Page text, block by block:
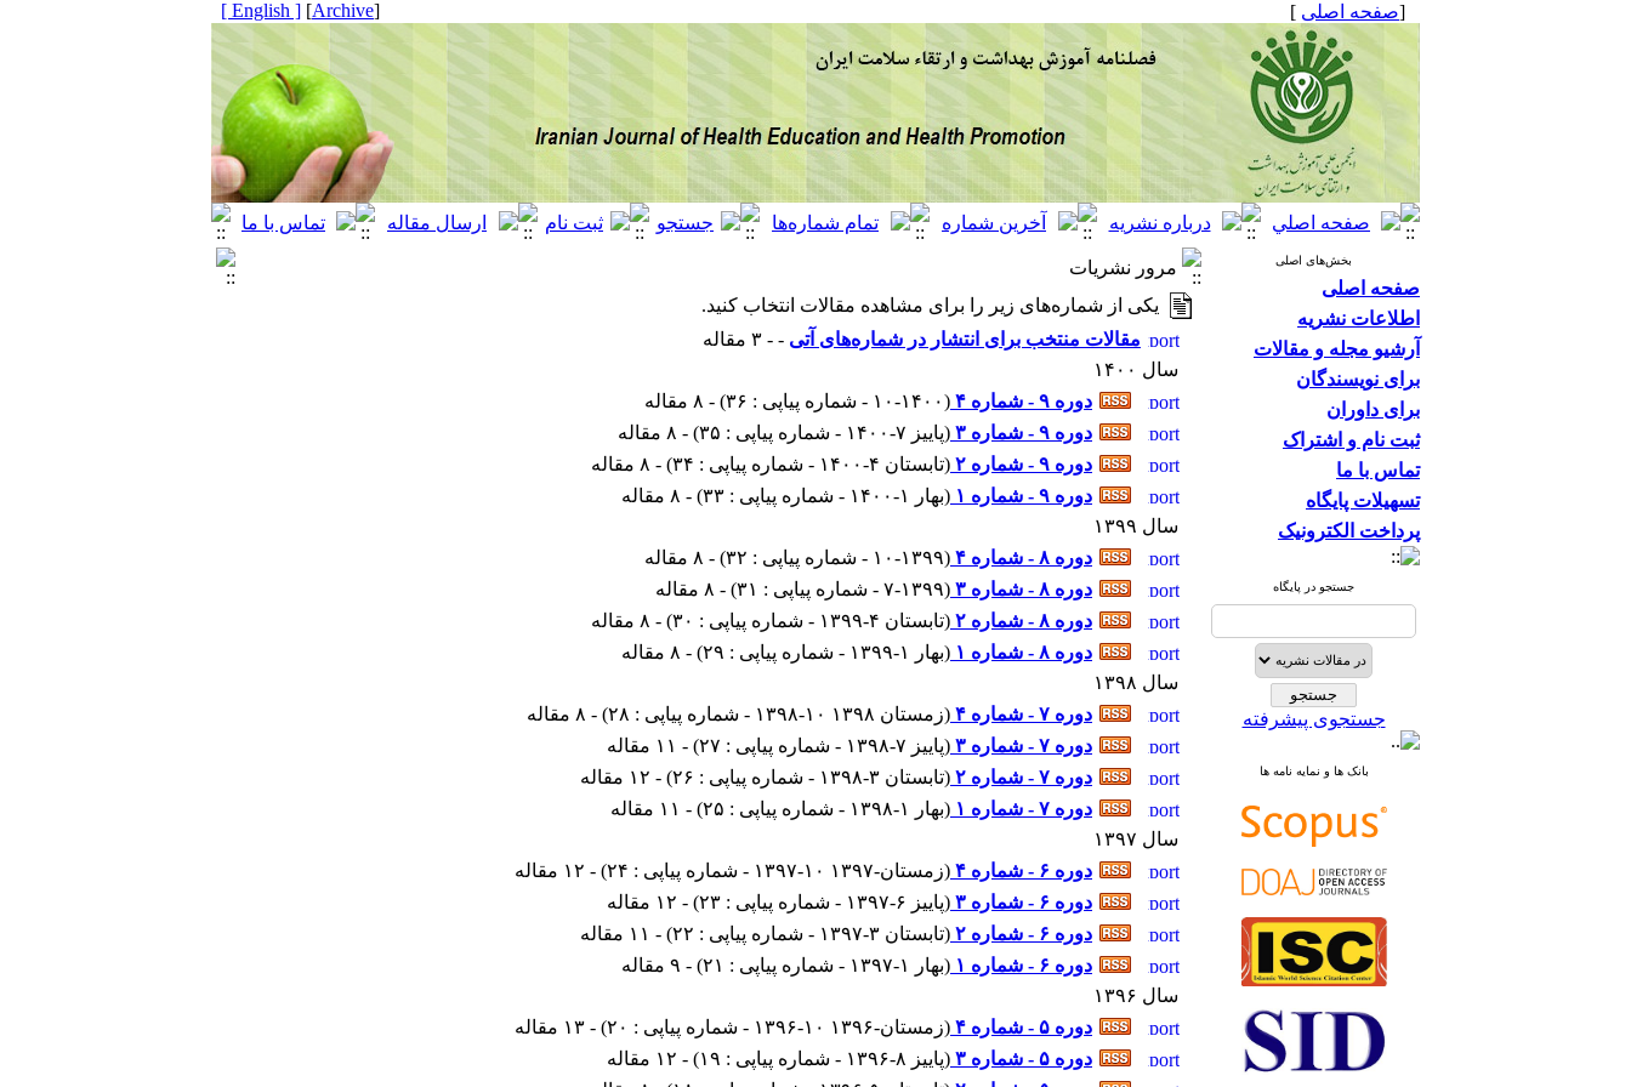
[صفحه اصلی ]
[
Archive
]
[ English ]
بخش‌های اصلی
صفحه اصلی
اطلاعات نشریه
آرشیو مجله و مقالات
برای نویسندگان
برای داوران
ثبت نام و اشتراک
تماس با ما
تسهیلات پایگاه
پرداخت الکترونیک
جستجو در پایگاه
جستجوی پیشرفته
بانک ها و نمایه نامه ها
مرور نشریات
یکی از شماره‌های زیر را برای مشاهده مقالات انتخاب کنید.
مقالات منتخب برای انتشار در شماره‌های آتی - - ۳ مقاله
سال ۱۴۰۰
دوره ۹ - شماره ۴
(۱۰-۱۴۰۰ - شماره پیاپی : ۳۶
) - ۸ مقاله
دوره ۹ - شماره ۳
(پاییز ۷-۱۴۰۰ - شماره پیاپی : ۳۵
) - ۸ مقاله
دوره ۹ - شماره ۲
(تابستان ۴-۱۴۰۰ - شماره پیاپی : ۳۴
) - ۸ مقاله
دوره ۹ - شماره ۱
(بهار ۱-۱۴۰۰ - شماره پیاپی : ۳۳
) - ۸ مقاله
سال ۱۳۹۹
دوره ۸ - شماره ۴
(۱۰-۱۳۹۹ - شماره پیاپی : ۳۲
) - ۸ مقاله
دوره ۸ - شماره ۳
(۷-۱۳۹۹ - شماره پیاپی : ۳۱
) - ۸ مقاله
دوره ۸ - شماره ۲
(تابستان ۴-۱۳۹۹ - شماره پیاپی : ۳۰
) - ۸ مقاله
دوره ۸ - شماره ۱
(بهار ۱-۱۳۹۹ - شماره پیاپی : ۲۹
) - ۸ مقاله
سال ۱۳۹۸
دوره ۷ - شماره ۴
(زمستان ۱۳۹۸ ۱۰-۱۳۹۸ - شماره پیاپی : ۲۸
) - ۸ مقاله
دوره ۷ - شماره ۳
(پاییز ۷-۱۳۹۸ - شماره پیاپی : ۲۷
) - ۱۱ مقاله
دوره ۷ - شماره ۲
(تابستان ۳-۱۳۹۸ - شماره پیاپی : ۲۶
) - ۱۲ مقاله
دوره ۷ - شماره ۱
(بهار ۱-۱۳۹۸ - شماره پیاپی : ۲۵
) - ۱۱ مقاله
سال ۱۳۹۷
دوره ۶ - شماره ۴
(زمستان-۱۳۹۷ ۱۰-۱۳۹۷ - شماره پیاپی : ۲۴
) - ۱۲ مقاله
دوره ۶ - شماره ۳
(پاییز ۶-۱۳۹۷ - شماره پیاپی : ۲۳
) - ۱۲ مقاله
دوره ۶ - شماره ۲
(تابستان ۳-۱۳۹۷ - شماره پیاپی : ۲۲
) - ۱۱ مقاله
دوره ۶ - شماره ۱
(بهار ۱-۱۳۹۷ - شماره پیاپی : ۲۱
) - ۹ مقاله
سال ۱۳۹۶
دوره ۵ - شماره ۴
(زمستان-۱۳۹۶ ۱۰-۱۳۹۶ - شماره پیاپی : ۲۰
) - ۱۳ مقاله
دوره ۵ - شماره ۳
(پاییز ۸-۱۳۹۶ - شماره پیاپی : ۱۹
) - ۱۲ مقاله